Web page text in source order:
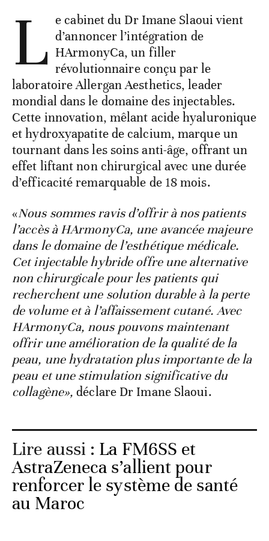
L e cabinet du Dr Imane Slaoui vient
d’annoncer l’intégration de
HArmonyCa, un filler
révolutionnaire conçu par le
laboratoire Allergan Aesthetics, leader
mondial dans le domaine des injectables.
Cette innovation, mêlant acide hyaluronique
et hydroxyapatite de calcium, marque un
tournant dans les soins anti-âge, offrant un
effet liftant non chirurgical avec une durée
d’efficacité remarquable de 18 mois.
«Nous sommes ravis d’offrir à nos patients
l’accès à HArmonyCa, une avancée majeure
dans le domaine de l’esthétique médicale.
Cet injectable hybride offre une alternative
non chirurgicale pour les patients qui
recherchent une solution durable à la perte
de volume et à l’affaissement cutané. Avec
HArmonyCa, nous pouvons maintenant
offrir une amélioration de la qualité de la
peau, une hydratation plus importante de la
peau et une stimulation significative du
collagène»,déclare Dr Imane Slaoui.
Lire aussi : La FM6SS et
AstraZeneca s’allient pour
renforcer le système de santé
au Maroc